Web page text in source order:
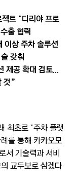
트 ‘디리야 프로
출 협력
상 주차 솔루션
갖춰
제공 확대 검토...
것”
초로 ‘주차 플랫
를 통해 카카오모
서 기술력과 서비
교두보로 삼겠다